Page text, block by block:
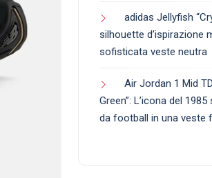
adidas Jellyfish
silhouette d’ispirazione
sofisticata veste neutra
Air Jordan 1 Mid
Green”: L’icona del
da football in una veste